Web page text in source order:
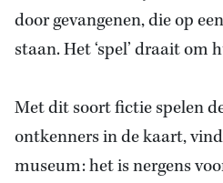
door gevangenen, die op
staan. Het ‘spel’ draait om
Met dit soort fictie spelen
ontkenners in de kaart,
museum: het is nergens